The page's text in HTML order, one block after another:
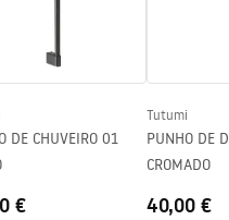
5 anos
DE CHUVEIRO 01
€
Tutumi
PUNHO DE
CROMADO
40,00 €